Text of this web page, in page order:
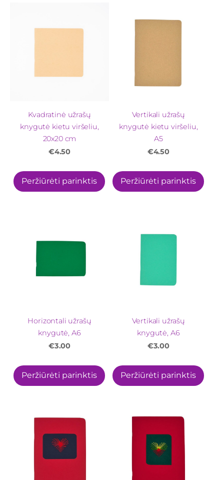
Kvadratinė užrašų
knygutė kietu viršeliu,
20x20 cm
€4.50
Peržiūrėti parinktis
Vertikali užrašų
knygutė kietu viršeliu,
A5
€4.50
Peržiūrėti parinktis
Horizontali užrašų
knygutė, A6
€3.00
Peržiūrėti parinktis
Vertikali užrašų
knygutė, A6
€3.00
Peržiūrėti parinktis